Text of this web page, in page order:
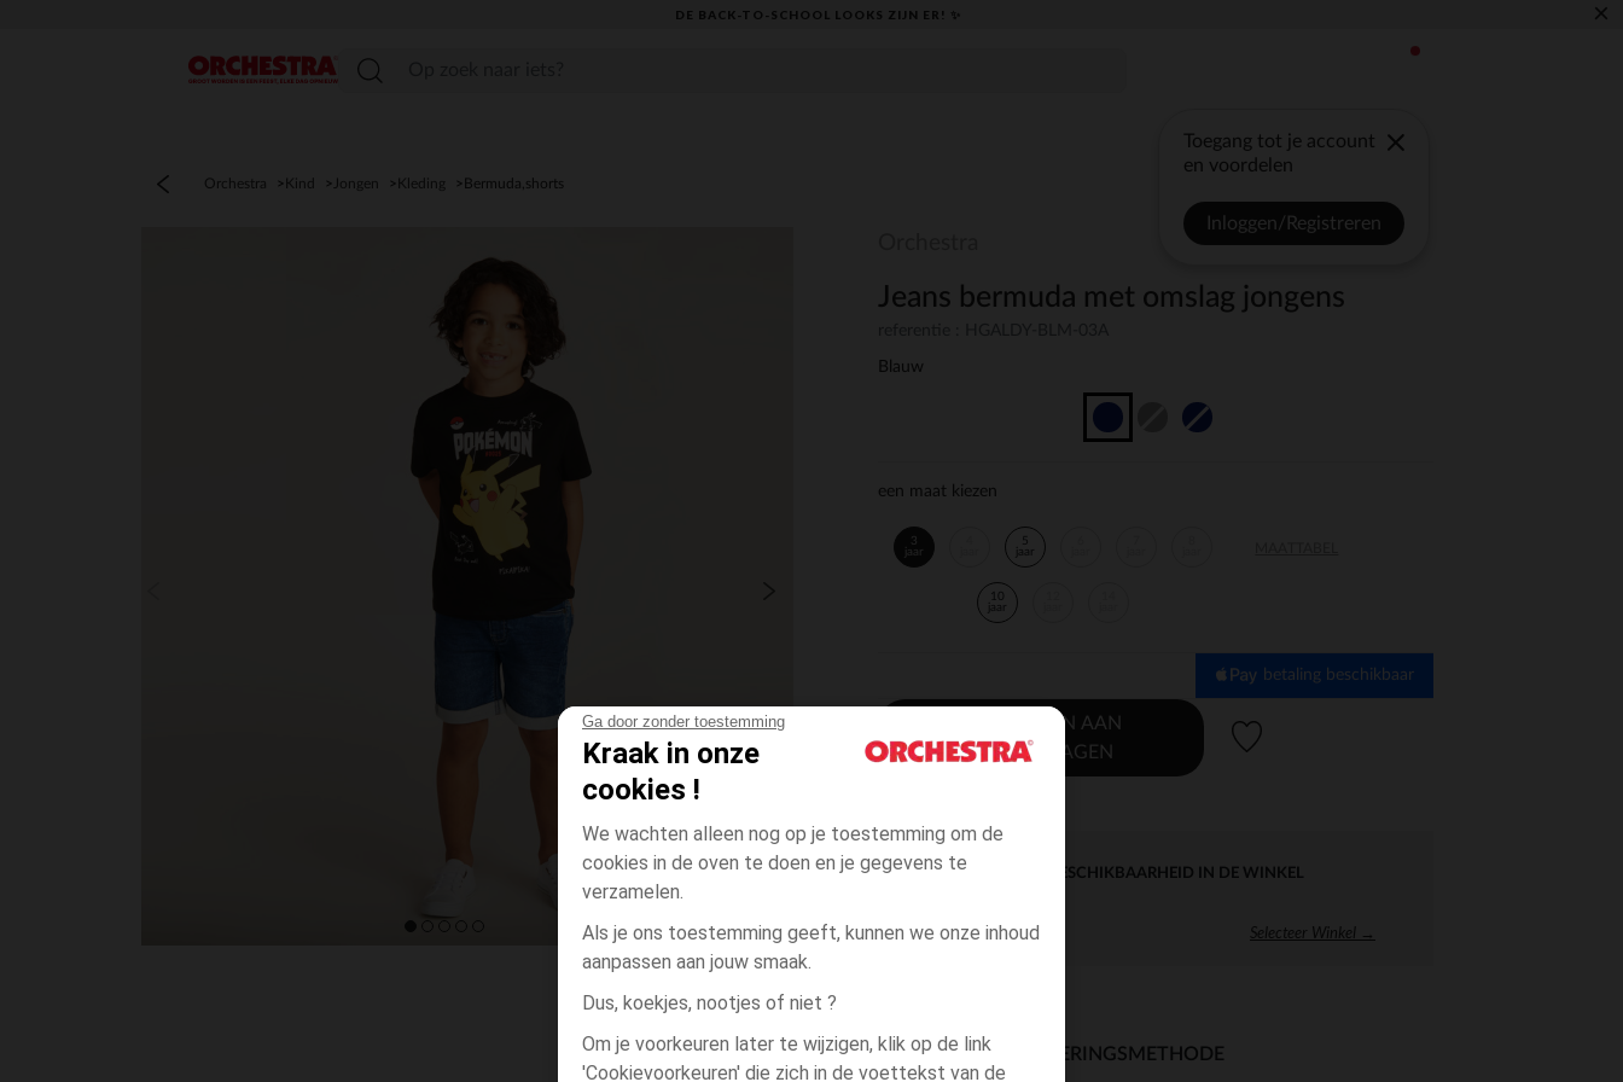
Ga door zonder toestemming
Kraak in onze
cookies !
We wachten alleen nog op je toestemming om de
cookies in de oven te doen en je gegevens te
verzamelen.
Als je ons toestemming geeft, kunnen we onze inhoud
aanpassen aan jouw smaak.
Dus, koekjes, nootjes of niet ?
Om je voorkeuren later te wijzigen, klik op de link
'Cookievoorkeuren' die zich in de voettekst van de
DE BACK-TO-SCHOOL LOOKS ZIJN ER! ✨ ×
menu
Toegang tot je account
en voordelen
Inloggen/Registreren
Orchestra Kind Jongen Kleding Bermuda,shorts
Jeans bermuda met omslag jongens
Blauw
een maat kiezen
3
jaar
5
jaar
10
jaar
betaling beschikbaar
TOEVOEGEN AAN
WINKELWAGEN
DIRECTE BESCHIKBAARHEID IN DE WINKEL
Selecteer Winkel →
BESCHIKBAARE LEVERINGSMETHODE